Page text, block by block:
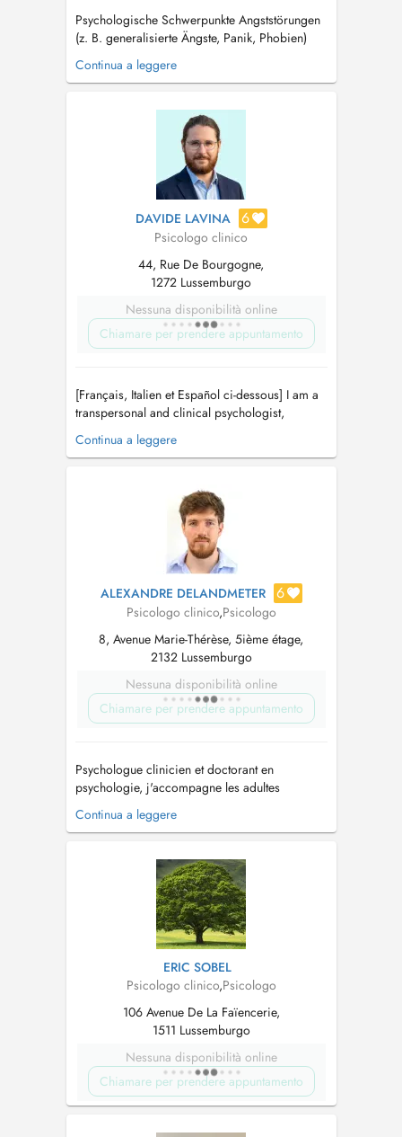
Psychologische Schwerpunkte Angststörungen
(z. B. generalisierte Ängste, Panik, Phobien)
Zwangsstörungen Posttraumatische
Belastungsstörung (PTBS) Psychische
chronischen Erkrankungen Depressive
Verstimmungen und Depressionen Fragen rund
um Geschlechtsidentität...
Continua a leggere
DAVIDE LAVINA 6
Psicologo clinico
44, Rue De Bourgogne,
1272 Lussemburgo
Nessuna disponibilità online
Chiamare per prendere appuntamento
[Français, Italien et Español ci-dessous] I am a
transpersonal and clinical psychologist,
archetypal coach, and holistic therapist with a
background in international management and
recognized by the International A...
Continua a leggere
ALEXANDRE DELANDMETER 6
Psicologo clinico,Psicologo
8, Avenue Marie-Thérèse, 5ième étage,
2132 Lussemburgo
Nessuna disponibilità online
Chiamare per prendere appuntamento
Psychologue clinicien et doctorant en
psychologie, j'accompagne les adultes
confrontés à l'anxiété, aux angoisses, au stress,
au burnout ou à des difficultés émotionnelles et
sur la création d'un lien de confiance, dans un
cadre sécurisant, bienveill...
Continua a leggere
ERIC SOBEL
Psicologo clinico,Psicologo
106 Avenue De La Faïencerie,
1511 Lussemburgo
Nessuna disponibilità online
Chiamare per prendere appuntamento